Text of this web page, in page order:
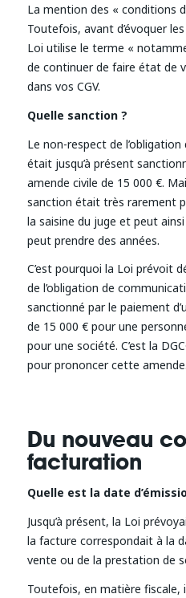
La mention des « conditions
Toutefois, avant d’évoquer
Loi utilise le terme «
de continuer de faire état de
dans vos CGV.
Quelle sanction ?
Le non-respect de
était jusqu’à présent
amende civile de 15 000 €.
sanction était très rarement
la saisine du juge et peut
peut prendre des années.
C’est pourquoi la Loi prévoit
de l’obligation de
sanctionné par le paiement
de 15 000 € pour une
pour une société. C’est la
pour prononcer cette amende.
Du nouveau
facturation
Quelle est la date
Jusqu’à présent, la Loi
la facture correspondait à la
vente ou de la prestation de
Toutefois, en matière fiscale,